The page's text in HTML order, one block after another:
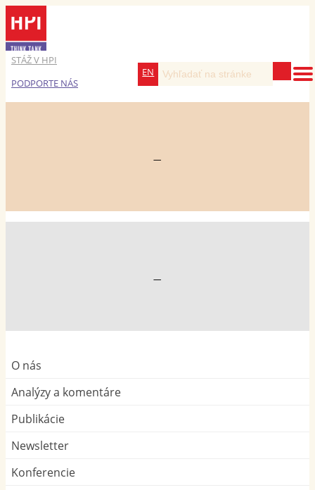
STÁŽ V HPI
PODPORTE NÁS
EN
—
—
O nás
Analýzy a komentáre
Publikácie
Newsletter
Konferencie